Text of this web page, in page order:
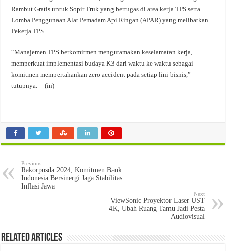
Rambut Gratis untuk Sopir Truk yang bertugas di area kerja TPS serta
Lomba Penggunaan Alat Pemadam Api Ringan (APAR) yang melibatkan
Pekerja TPS.
“Manajemen TPS berkomitmen mengutamakan keselamatan kerja,
memperkuat implementasi budaya K3 dari waktu ke waktu sebagai
komitmen mempertahankan zero accident pada setiap lini bisnis,”
tutupnya. (in)
Previous
Rakorpusda 2024, Komitmen Bank
Indonesia Bersinergi Jaga Stabilitas
Inflasi Jawa
Next
ViewSonic Proyektor Laser UST
4K, Ubah Ruang Tamu Jadi Pesta
Audiovisual
Related Articles